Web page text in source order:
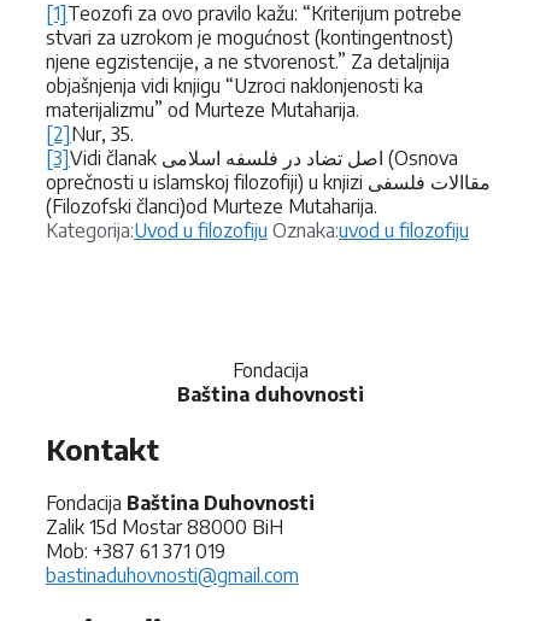
[1] Teozofi za ovo pravilo kažu: “Kriterijum potrebe
stvari za uzrokom je mogućnost (kontingentnost)
njene egzistencije, a ne stvorenost.” Za detaljnija
objašnjenja vidi knjigu “Uzroci naklonjenosti ka
materijalizmu” od Murteze Mutaharija.
[2] Nur, 35.
[3]Vidi članak اصل تضاد در فلسفه اسلامی (Osnova
oprečnosti u islamskoj filozofiji) u knjizi مقاالات فلسفی
(Filozofski članci)od Murteze Mutaharija.
Kategorija:Kategorije
Uvod u filozofiju Oznaka:Oznake
uvod u filozofiju
Fondacija
Baština duhovnosti
Kontakt
Fondacija Baština Duhovnosti
Zalik 15d Mostar 88000 BiH
Mob: +387 61 371 019
bastinaduhovnosti@gmail.com